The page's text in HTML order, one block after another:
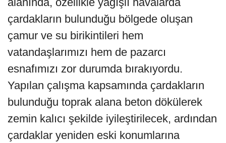
çardakların bulunduğu bölgede oluşan
çamur ve su birikintileri hem
vatandaşlarımızı hem de pazarcı
esnafımızı zor durumda bırakıyordu.
Yapılan çalışma kapsamında çardakların
bulunduğu toprak alana beton dökülerek
zemin kalıcı şekilde iyileştirilecek, ardından
çardaklar yeniden eski konumlarına